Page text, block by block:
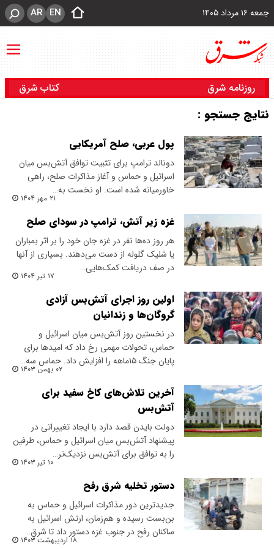
جمعه ۱۶ مرداد ۱۴۰۵ EN
AR
روزنامه شرق کتاب شرق
نتایج جستجو :
پول عربی، صلح آمریکایی
دونالد ترامپ برای تثبیت توافق آتش‌بس میان
اسرائیل و حماس و آغاز مذاکرات صلح، راهی
خاورمیانه شده است. او نخست به…
۲۱ مهر ۱۴۰۴
غزه زیر آتش، ترامپ در سودای صلح
هر روز ده‌ها نفر در غزه جان خود را بر اثر بمباران
یا شلیک گلوله از دست می‌دهند. بسیاری از آنها
در صف دریافت کمک‌هایی…
۱۷ تیر ۱۴۰۴
اولین روز اجرای آتش‌‌بس آزادی
گروگان‌ها و زندانیان
در نخستین روز آتش‌بس میان اسرائیل و
حماس، تحولات مهمی رخ داد که امیدها برای
پایان جنگ ۱۵‌ماهه را افزایش داد. حماس سه…
۰۲ بهمن ۱۴۰۳
آخرین تلاش‌های کاخ سفید برای
آتش‌بس
دولت بایدن قصد دارد با ایجاد تغییراتی در
پیشنهاد آتش‌بس میان اسرائیل و حماس، طرفین
را به توافق برای آتش‌بس نزدیک‌تر…
۱۰ تیر ۱۴۰۳
دستور تخلیه شرق رفح
جدیدترین دور مذاکرات اسرائیل و حماس به
بن‌بست رسیده و هم‌زمان، ارتش اسرائیل به
ساکنان رفح در جنوب غزه دستور داد تا شرق…
۱۸ اردیبهشت ۱۴۰۳